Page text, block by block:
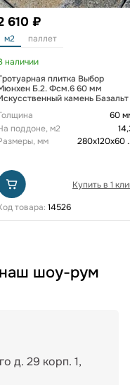
610 ₽
м2 паллет
наличии
плитка Выбор
Б.2. Фсм.6 60 мм
камень Базальт
60
поддоне, м2
мм
280х120х60
Купить в 1
товара: 14526
шоу-рум
д. 29 корп. 1,